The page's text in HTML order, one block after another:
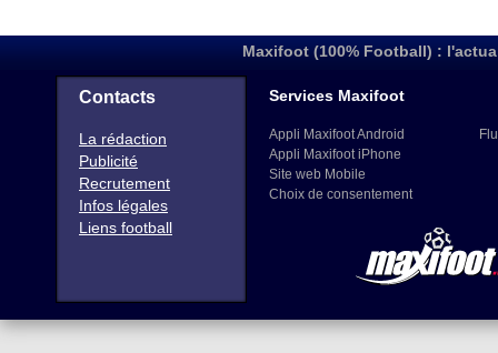
Maxifoot (100% Football) :
Contacts
La rédaction
Publicité
Recrutement
Infos légales
Liens football
Services Maxifoot
Appli Maxifoot Android
Appli Maxifoot iPhone
Site web Mobile
Choix de consentement